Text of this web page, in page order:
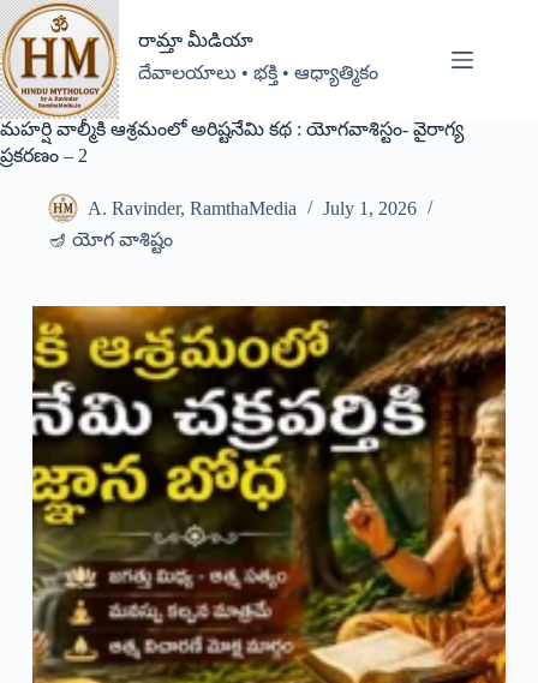
రామ్తా మీడియా
దేవాలయాలు • భక్తి • ఆధ్యాత్మికం
మహర్షి వాల్మీకి ఆశ్రమంలో అరిష్టనేమి కథ : యోగవాశిస్టం- వైరాగ్య
ప్రకరణం – 2
A. Ravinder, RamthaMedia
July 1, 2026
🪔 యోగ వాశిష్టం